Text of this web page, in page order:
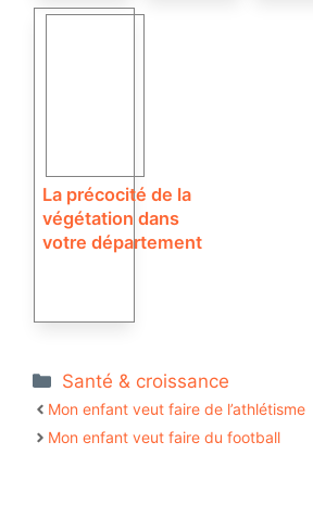
La précocité de la
végétation dans
votre département
Catégories
Santé & croissance
Mon enfant veut faire de l’athlétisme
Mon enfant veut faire du football